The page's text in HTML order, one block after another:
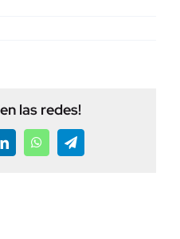
las redes!
LinkedInWhatsAppTelegram